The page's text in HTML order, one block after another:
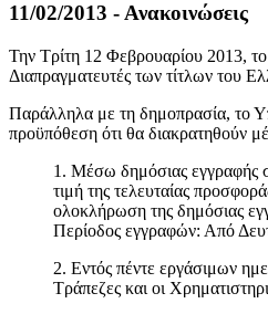
11/02/2013 - Ανακοινώσεις
Την Τρίτη 12 Φεβρουαρίου 2013,
Διαπραγματευτές των τίτλων του
Παράλληλα με τη δημοπρασία, το
προϋπόθεση ότι θα διακρατηθούν
1. Μέσω δημόσιας εγγραφής
τιμή της τελευταίας
ολοκλήρωση της δημόσιας
Περίοδος εγγραφών: Από
2. Εντός πέντε εργάσιμων
Τράπεζες και οι